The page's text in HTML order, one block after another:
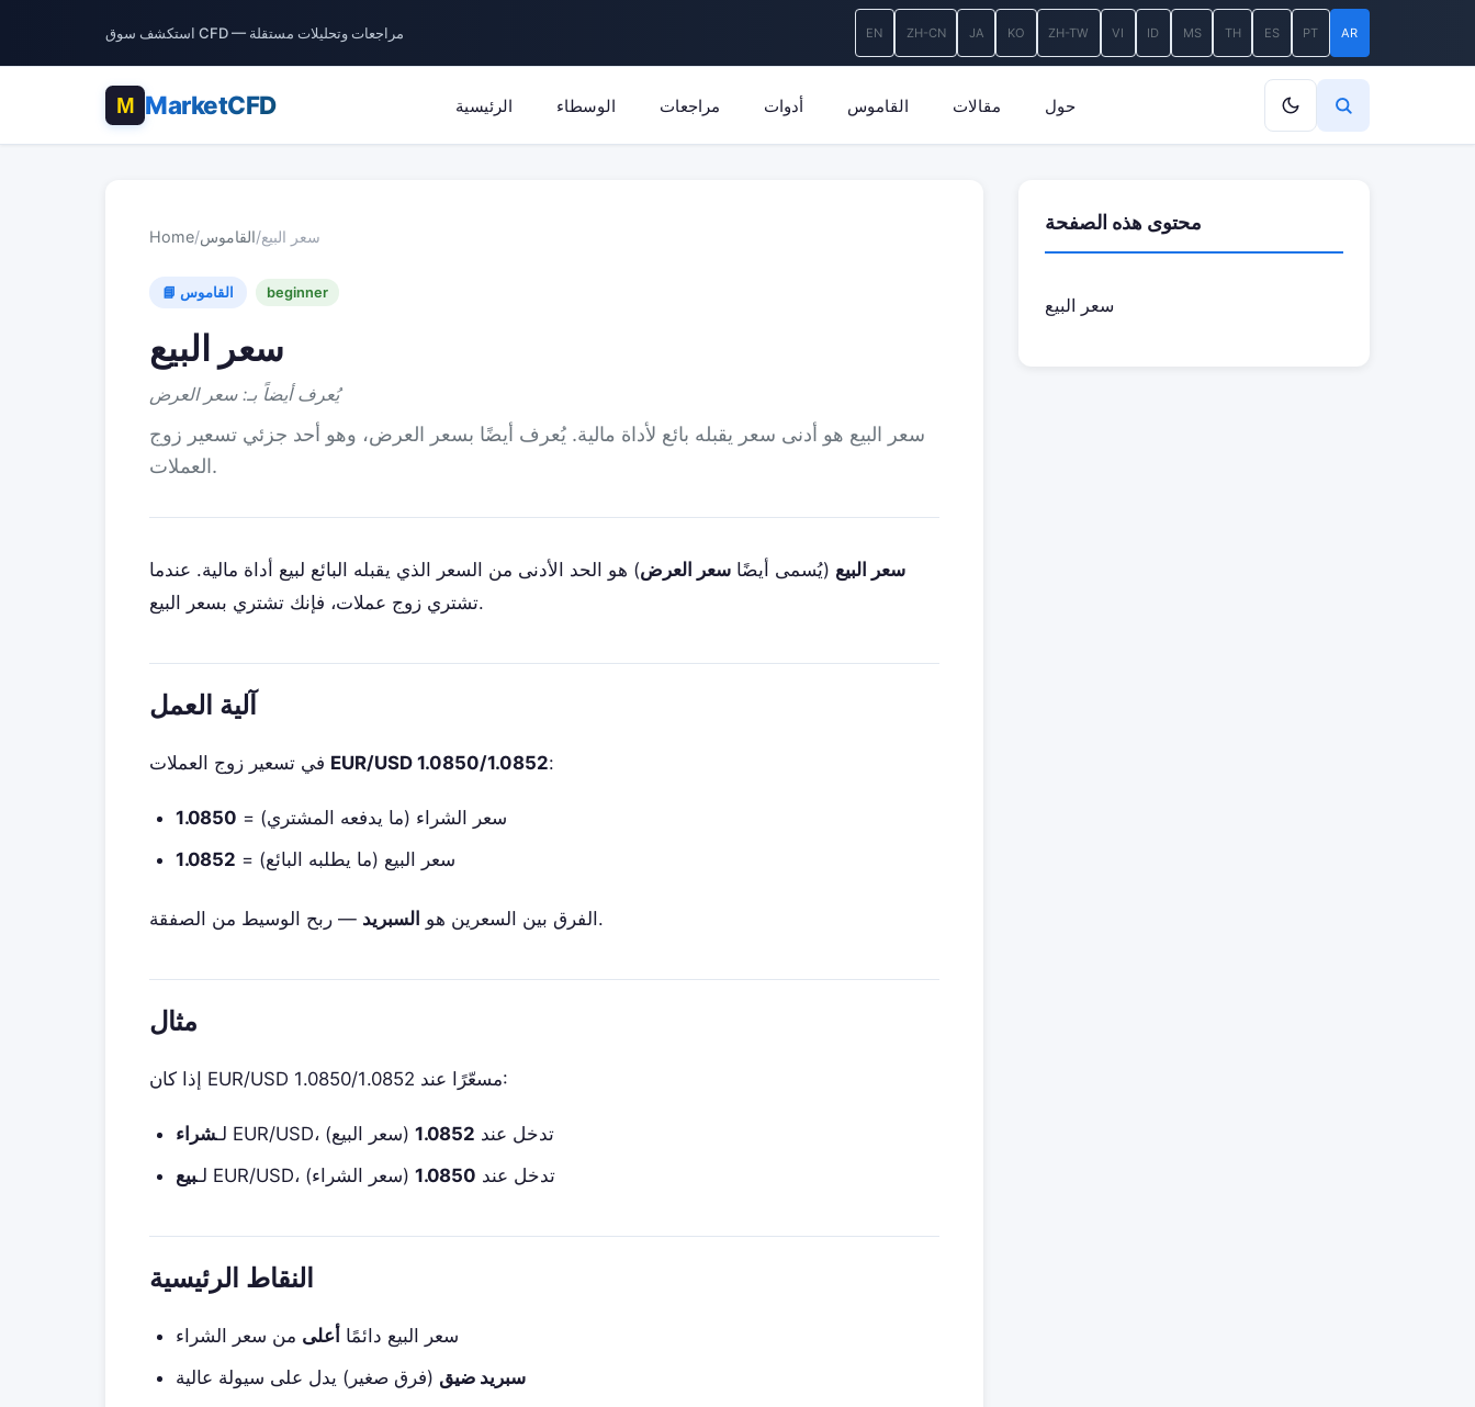
استكشف سوق CFD — مراجعات وتحليلات مستقلة EN ZH-CN JA KO ZH-TW VI ID MS TH ES PT AR
MarketCFD الرئيسية الوسطاء مراجعات أدوات القاموس مقالات حول
Home/القاموس/سعر البيع
📘 القاموس beginner
سعر البيع
يُعرف أيضاً بـ: سعر العرض
سعر البيع هو أدنى سعر يقبله بائع لأداة مالية. يُعرف أيضًا بسعر العرض، وهو أحد جزئي تسعير زوج
العملات.
سعر البيع (يُسمى أيضًا سعر العرض) هو الحد الأدنى من السعر الذي يقبله البائع لبيع أداة مالية. عندما
تشتري زوج عملات، فإنك تشتري بسعر البيع.
آلية العمل
EUR/USD 1.0850/1.0852:
1.0850
= سعر الشراء (ما يدفعه المشتري)
1.0852
= سعر البيع (ما يطلبه البائع)
الفرق بين السعرين هو السبريد — ربح الوسيط من الصفقة.
مثال
إذا كان EUR/USD مسعّرًا عند 1.0850/1.0852:
لـشراء EUR/USD، تدخل عند 1.0852 (سعر البيع)
لـبيع EUR/USD، تدخل عند 1.0850 (سعر الشراء)
النقاط الرئيسية
سعر البيع دائمًا أعلى من سعر الشراء
سبريد ضيق (فرق صغير) يدل على سيولة عالية
محتوى هذه الصفحة
سعر البيع